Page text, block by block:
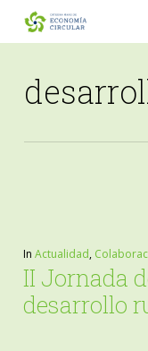
content
In Actualidad,
II Jornada
desarrollo